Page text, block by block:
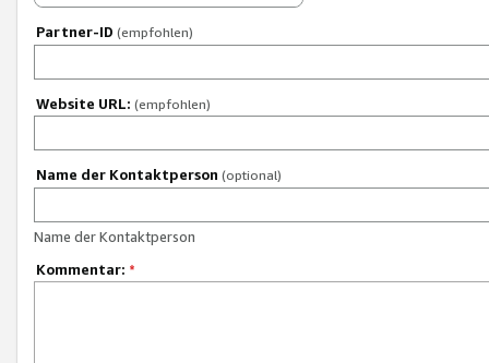
Partner-ID (empfohlen)
Website URL: (empfohlen)
Name der Kontaktperson (optional)
Name der Kontaktperson
Kommentar: *